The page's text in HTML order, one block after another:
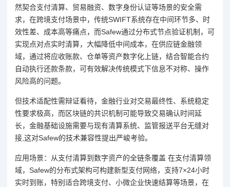
然契合支付清算、贸易融资、数字身份认证等场景的安全需
求，在跨境支付场景中，传统SWIFT系统存在中间环节多、时
效性差、成本高等痛点，而Safew通过分布式节点验证机制，可
实现点对点实时清算，大幅降低中间成本，在供应链金融领
域，通过将应收账款、仓单等资产数字化上链，结合智能合约
自动执行还款条款，可有效解决传统模式下信息不对称、操作
风险高的问题。
但技术适配性需辩证看待，金融行业对交易最终性、系统稳定
性要求极高，而区块链的共识机制可能导致交易确认时间延
长，金融基础设施需要与现有清算系统、监管报送平台无缝对
接,这对Safew的技术兼容性提出严峻考验。
应用场景：从支付清算到数字资产的全链条覆盖 在支付清算领
域，Safew的分布式架构可构建新型支付网络，支持7×24小时
实时到账，特别适合跨境支付、小微企业快速结算等场景，在